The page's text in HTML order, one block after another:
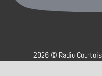
2026 © Radio